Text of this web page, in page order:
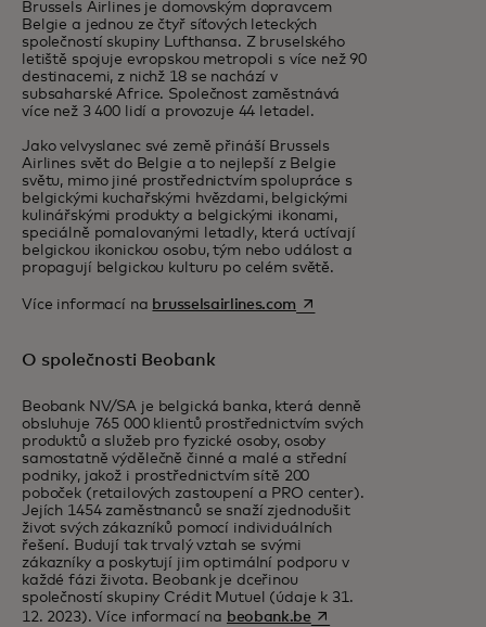
Brussels Airlines je domovským dopravcem
Belgie a jednou ze čtyř síťových leteckých
společností skupiny Lufthansa. Z bruselského
letiště spojuje evropskou metropoli s více než 90
destinacemi, z nichž 18 se nachází v
subsaharské Africe. Společnost zaměstnává
více než 3 400 lidí a provozuje 44 letadel.
Jako velvyslanec své země přináší Brussels
Airlines svět do Belgie a to nejlepší z Belgie
světu, mimo jiné prostřednictvím spolupráce s
belgickými kuchařskými hvězdami, belgickými
kulinářskými produkty a belgickými ikonami,
speciálně pomalovanými letadly, která uctívají
belgickou ikonickou osobu, tým nebo událost a
propagují belgickou kulturu po celém světě.
Více informací na brusselsairlines.com opens in a new tab
O společnosti Beobank
Beobank NV/SA je belgická banka, která denně
obsluhuje 765 000 klientů prostřednictvím svých
produktů a služeb pro fyzické osoby, osoby
samostatně výdělečně činné a malé a střední
podniky, jakož i prostřednictvím sítě 200
poboček (retailových zastoupení a PRO center).
Jejích 1454 zaměstnanců se snaží zjednodušit
život svých zákazníků pomocí individuálních
řešení. Budují tak trvalý vztah se svými
zákazníky a poskytují jim optimální podporu v
každé fázi života. Beobank je dceřinou
společností skupiny Crédit Mutuel (údaje k 31.
12. 2023). Více informací na beobank.beopens in a new tab